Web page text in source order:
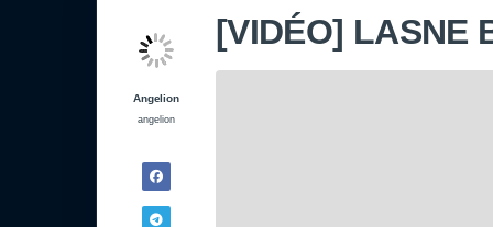
Angelion
angelion
[VIDÉO] LASNE